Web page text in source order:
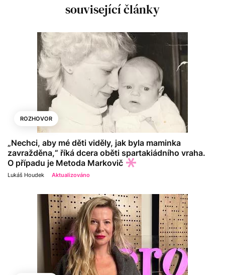
související články
ROZHOVOR
„Nechci, aby mé děti viděly, jak byla maminka
zavražděna,“ říká dcera oběti spartakiádního vraha.
O případu je Metoda Markovič
Lukáš Houdek Aktualizováno